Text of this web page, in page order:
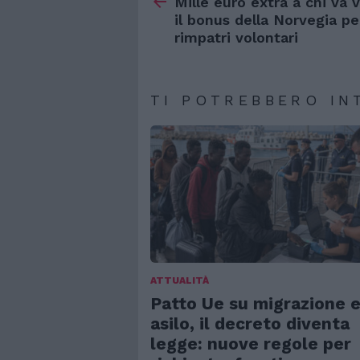
il bonus della Norvegia
rimpatri volontari
TI POTREBBERO
ATTUALITÀ
Patto Ue su migrazione e
asilo, il decreto diventa
legge: nuove regole per